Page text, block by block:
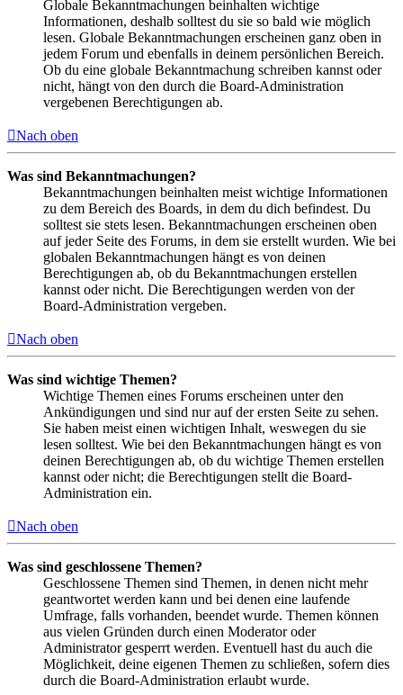
Globale Bekanntmachungen beinhalten wichtige
Informationen, deshalb solltest du sie so bald wie möglich
lesen. Globale Bekanntmachungen erscheinen ganz oben in
jedem Forum und ebenfalls in deinem persönlichen Bereich.
Ob du eine globale Bekanntmachung schreiben kannst oder
nicht, hängt von den durch die Board-Administration
vergebenen Berechtigungen ab.
Nach oben
Was sind Bekanntmachungen?
Bekanntmachungen beinhalten meist wichtige Informationen
zu dem Bereich des Boards, in dem du dich befindest. Du
solltest sie stets lesen. Bekanntmachungen erscheinen oben
auf jeder Seite des Forums, in dem sie erstellt wurden. Wie bei
globalen Bekanntmachungen hängt es von deinen
Berechtigungen ab, ob du Bekanntmachungen erstellen
kannst oder nicht. Die Berechtigungen werden von der
Board-Administration vergeben.
Nach oben
Was sind wichtige Themen?
Wichtige Themen eines Forums erscheinen unter den
Ankündigungen und sind nur auf der ersten Seite zu sehen.
Sie haben meist einen wichtigen Inhalt, weswegen du sie
lesen solltest. Wie bei den Bekanntmachungen hängt es von
deinen Berechtigungen ab, ob du wichtige Themen erstellen
kannst oder nicht; die Berechtigungen stellt die Board-
Administration ein.
Nach oben
Was sind geschlossene Themen?
Geschlossene Themen sind Themen, in denen nicht mehr
geantwortet werden kann und bei denen eine laufende
Umfrage, falls vorhanden, beendet wurde. Themen können
aus vielen Gründen durch einen Moderator oder
Administrator gesperrt werden. Eventuell hast du auch die
Möglichkeit, deine eigenen Themen zu schließen, sofern dies
durch die Board-Administration erlaubt wurde.